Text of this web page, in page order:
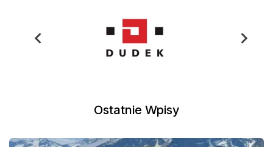
Ostatnie Wpisy